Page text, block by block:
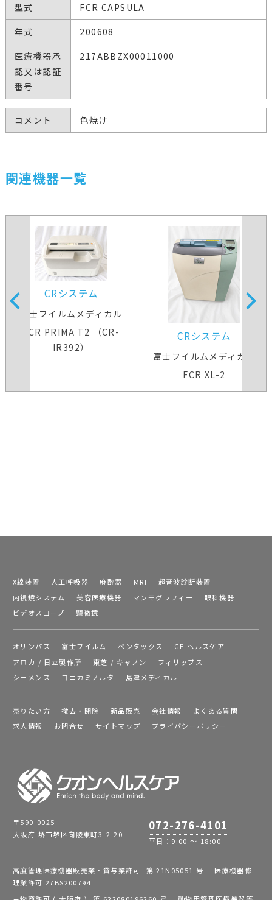
型式
FCR CAPSULA
年式
200608
医療機器承
認又は認証
番号
217ABBZX00011000
コメント 色焼け
関連機器一覧
CRシステム
富士フイルムメディカル
FCR PRIMA T2 （CR-
IR392）
CRシステム
富士フイルムメディカル
FCR XL-2
X線装置 人工呼吸器 麻酔器 MRI
超音波診断装置
内視鏡システム
美容医療機器 マンモグラフィー
眼科機器
ビデオスコープ
顕微鏡
オリンパス 富士フイルム ペンタックス
GE ヘルスケア
アロカ / 日立製作所
東芝 / キャノン
フィリップス
シーメンス
コニカミノルタ 島津メディカル
売りたい方 撤去・閉院 新品販売 会社情報
よくある質問
求人情報
お問合せ サイトマップ プライバシーポリシー
〒590-0025
大阪府 堺市堺区向陵東町3-2-20
072-276-4101
平日：9:00 ～ 18:00
高度管理医療機器販売業・貸与業許可 第 21N05051 号 医療機器修
理業許可 27BS200794